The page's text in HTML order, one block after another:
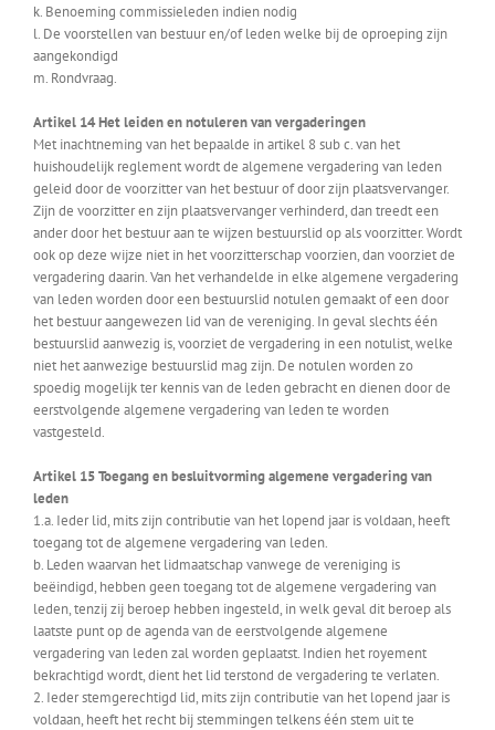
k. Benoeming commissieleden indien nodig
l. De voorstellen van bestuur en/of leden welke bij de oproeping zijn
aangekondigd
m. Rondvraag.
Artikel 14 Het leiden en notuleren van vergaderingen
Met inachtneming van het bepaalde in artikel 8 sub c. van het
huishoudelijk reglement wordt de algemene vergadering van leden
geleid door de voorzitter van het bestuur of door zijn plaatsvervanger.
Zijn de voorzitter en zijn plaatsvervanger verhinderd, dan treedt een
ander door het bestuur aan te wijzen bestuurslid op als voorzitter. Wordt
ook op deze wijze niet in het voorzitterschap voorzien, dan voorziet de
vergadering daarin. Van het verhandelde in elke algemene vergadering
van leden worden door een bestuurslid notulen gemaakt of een door
het bestuur aangewezen lid van de vereniging. In geval slechts één
bestuurslid aanwezig is, voorziet de vergadering in een notulist, welke
niet het aanwezige bestuurslid mag zijn. De notulen worden zo
spoedig mogelijk ter kennis van de leden gebracht en dienen door de
eerstvolgende algemene vergadering van leden te worden
vastgesteld.
Artikel 15 Toegang en besluitvorming algemene vergadering van
leden
1.a. Ieder lid, mits zijn contributie van het lopend jaar is voldaan, heeft
toegang tot de algemene vergadering van leden.
b. Leden waarvan het lidmaatschap vanwege de vereniging is
beëindigd, hebben geen toegang tot de algemene vergadering van
leden, tenzij zij beroep hebben ingesteld, in welk geval dit beroep als
laatste punt op de agenda van de eerstvolgende algemene
vergadering van leden zal worden geplaatst. Indien het royement
bekrachtigd wordt, dient het lid terstond de vergadering te verlaten.
2. Ieder stemgerechtigd lid, mits zijn contributie van het lopend jaar is
voldaan, heeft het recht bij stemmingen telkens één stem uit te